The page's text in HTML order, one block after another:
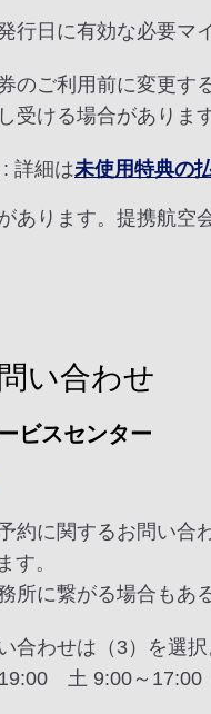
行日に有効な必要マ
のご利用前に変更す
受ける場合がありま
詳細は未使用特典の
あります。提携航空
い合わせ
ビスセンター
約に関するお問い合
す。
所に繋がる場合もあ
合わせは（3）を選択
土 9:00～17:00